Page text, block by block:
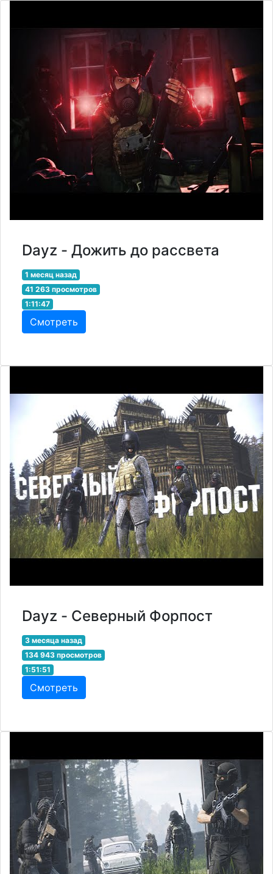
Dayz - Дожить до рассвета
1 месяц назад
41 263 просмотров
1:11:47
Смотреть
Dayz - Северный Форпост
3 месяца назад
134 943 просмотров
1:51:51
Смотреть